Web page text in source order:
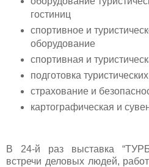
гостиниц
спортивное и
оборудование
спортивная и
подготовка
страхование и
картографическая и
В 24-й раз выставка
встречи деловых людей,